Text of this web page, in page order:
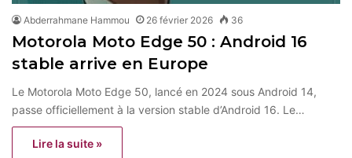
Abderrahmane Hammou 26 février 2026 36
Motorola Moto Edge 50 : Android 16
stable arrive en Europe
Le Motorola Moto Edge 50, lancé en 2024 sous Android 14,
passe officiellement à la version stable d’Android 16. Le…
Lire la suite »